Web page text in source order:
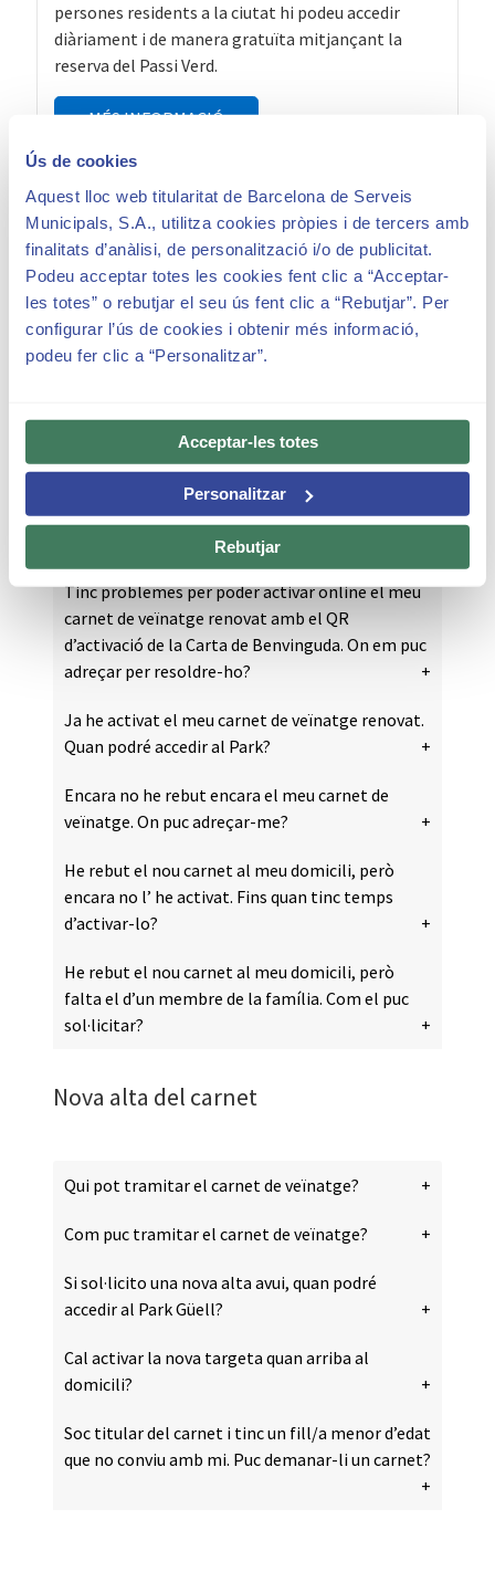
Ús de cookies
Aquest lloc web titularitat de Barcelona de Serveis
Municipals, S.A., utilitza cookies pròpies i de tercers amb
finalitats d’anàlisi, de personalització i/o de publicitat.
Podeu acceptar totes les cookies fent clic a “Acceptar-
les totes” o rebutjar el seu ús fent clic a “Rebutjar”. Per
configurar l’ús de cookies i obtenir més informació,
podeu fer clic a “Personalitzar”.
Acceptar-les totes
Personalitzar
Rebutjar
persones residents a la ciutat hi podeu accedir
diàriament i de manera gratuïta mitjançant la
reserva del Passi Verd.
MÉS INFORMACIÓ
FAQ’s – Carnet de veïnatge
He rebut els carnets de veïnatge al meu domicili.
Com he de procedir per poder entrar al Park
Tinc problemes per poder activar online el meu
carnet de veïnatge renovat amb el QR
d’activació de la Carta de Benvinguda. On em puc
adreçar per resoldre-ho?
Ja he activat el meu carnet de veïnatge renovat.
Quan podré accedir al Park?
Encara no he rebut encara el meu carnet de
veïnatge. On puc adreçar-me?
He rebut el nou carnet al meu domicili, però
encara no l’ he activat. Fins quan tinc temps
d’activar-lo?
He rebut el nou carnet al meu domicili, però
falta el d’un membre de la família. Com el puc
sol·licitar?
Nova alta del carnet
Qui pot tramitar el carnet de veïnatge?
Com puc tramitar el carnet de veïnatge?
Si sol·licito una nova alta avui, quan podré
accedir al Park Güell?
Cal activar la nova targeta quan arriba al
domicili?
Soc titular del carnet i tinc un fill/a menor d’edat
que no conviu amb mi. Puc demanar-li un carnet?